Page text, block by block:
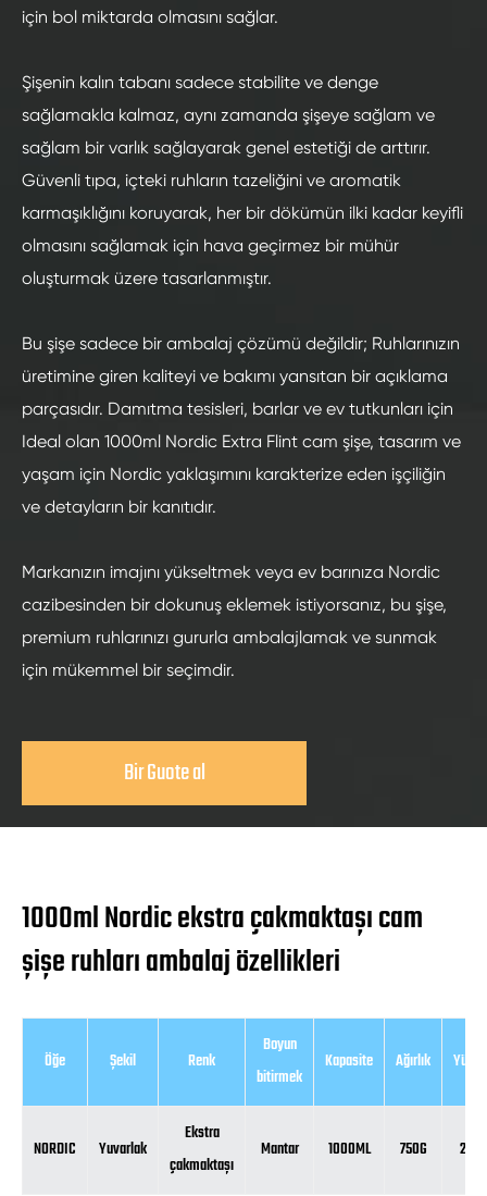
için bol miktarda olmasını sağlar.
Şişenin kalın tabanı sadece stabilite ve denge
sağlamakla kalmaz, aynı zamanda şişeye sağlam ve
sağlam bir varlık sağlayarak genel estetiği de arttırır.
Güvenli tıpa, içteki ruhların tazeliğini ve aromatik
karmaşıklığını koruyarak, her bir dökümün ilki kadar keyifli
olmasını sağlamak için hava geçirmez bir mühür
oluşturmak üzere tasarlanmıştır.
Bu şişe sadece bir ambalaj çözümü değildir; Ruhlarınızın
üretimine giren kaliteyi ve bakımı yansıtan bir açıklama
parçasıdır. Damıtma tesisleri, barlar ve ev tutkunları için
Ideal olan 1000ml Nordic Extra Flint cam şişe, tasarım ve
yaşam için Nordic yaklaşımını karakterize eden işçiliğin
ve detayların bir kanıtıdır.
Markanızın imajını yükseltmek veya ev barınıza Nordic
cazibesinden bir dokunuş eklemek istiyorsanız, bu şişe,
premium ruhlarınızı gururla ambalajlamak ve sunmak
için mükemmel bir seçimdir.
Bir Guote al
1000ml Nordic ekstra çakmaktaşı cam
şişe ruhları ambalaj özellikleri
Öğe Şekil Renk
Boyun
bitirmek
Kapasite Ağırlık
NORDIC Yuvarlak
Ekstra
çakmaktaşı
Mantar 1000ML 750G